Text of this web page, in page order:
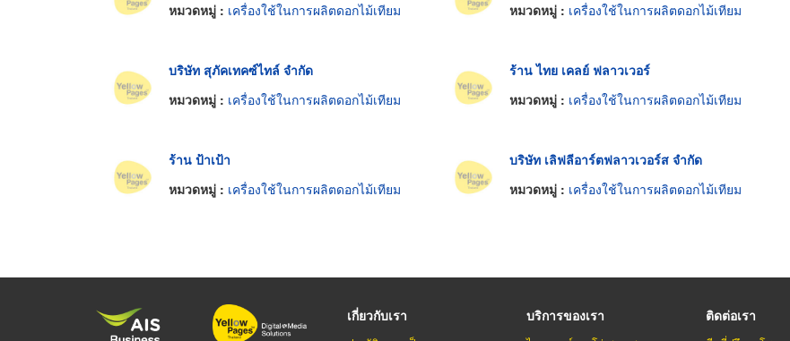
หมวดหมู่ : เครื่องใช้ในการผลิตดอกไม้เทียม
หมวดหมู่ : เครื่องใช้ในการผลิตดอกไม้เทียม
บริษัท สุภัคเทคซ์ไทล์ จำกัด
หมวดหมู่ : เครื่องใช้ในการผลิตดอกไม้เทียม
ร้าน ไทย เคลย์ ฟลาวเวอร์
หมวดหมู่ : เครื่องใช้ในการผลิตดอกไม้เทียม
ร้าน ป้าเป้า
หมวดหมู่ : เครื่องใช้ในการผลิตดอกไม้เทียม
บริษัท เลิฟลีอาร์ตฟลาวเวอร์ส จำกัด
หมวดหมู่ : เครื่องใช้ในการผลิตดอกไม้เทียม
เกี่ยวกับเรา บริการของเรา ติดต่อเรา